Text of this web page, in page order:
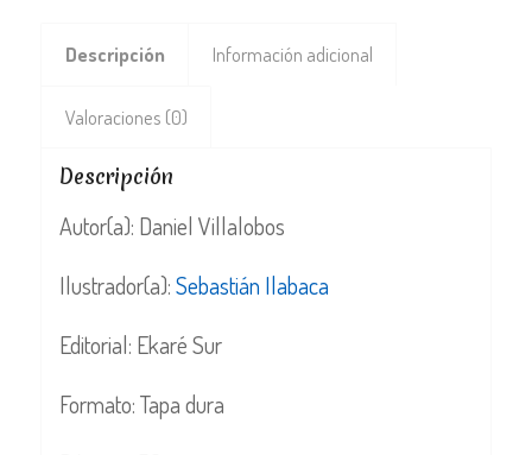
Descripción Información adicional
Valoraciones (0)
Descripción
Autor(a): Daniel Villalobos
Ilustrador(a):Sebastián Ilabaca
Editorial: Ekaré Sur
Formato: Tapa dura